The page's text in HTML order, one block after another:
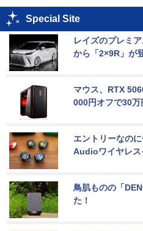
Special Site
レイズのプレミ
から「2×9R」が
マウス、RTX
000円オフで30万
エントリーなの
Audioワイヤレス
鳥肌ものの「
た！